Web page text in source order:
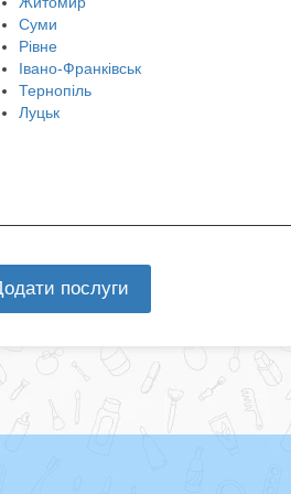
Суми
Рівне
Івано-Франківськ
Тернопіль
Луцьк
послуги